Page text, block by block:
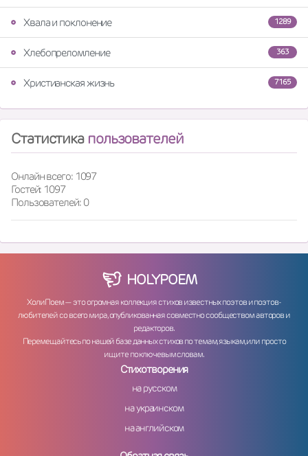
1289
Хвала и поклонение
363
Хлебопреломление
7165
Христианская жизнь
Статистика пользователей
Онлайн всего: 1097
Гостей: 1097
Пользователей: 0
HOLYPOEM
ХолиПоем — это огромная коллекция стихов известных поэтов и поэтов-
любителей со всего мира, опубликованная совместно сообществом авторов и
редакторов.
Перемещайтесь по нашей базе данных стихов по темам, языкам, или просто
ищите по ключевым словам.
Стихотворения
на русском
на украинском
на английском